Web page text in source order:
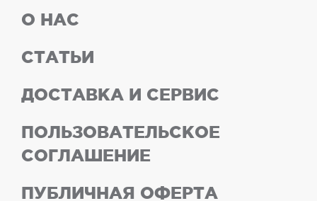
О НАС
СТАТЬИ
ДОСТАВКА И СЕРВИС
ПОЛЬЗОВАТЕЛЬСКОЕ
СОГЛАШЕНИЕ
ПУБЛИЧНАЯ ОФЕРТА